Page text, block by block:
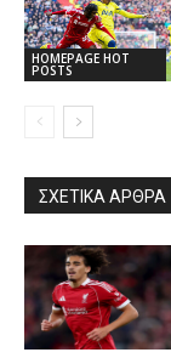
HOMEPAGE HOT
POSTS
ΣΧΕΤΙΚΆ ΆΡΘΡΑ